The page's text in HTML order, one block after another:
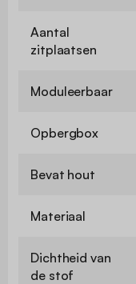
Aantal
zitplaatsen
Moduleerbaar
Opbergbox
Bevat hout
Materiaal
Dichtheid van
de stof